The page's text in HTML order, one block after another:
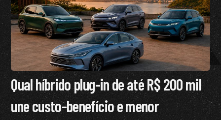
Qual híbrido plug-in de até R$ 200 mil
une custo-benefício e menor